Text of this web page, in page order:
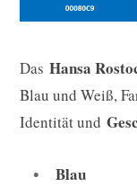
Das Hansa
Blau und Weiß,
Identität und
Blau